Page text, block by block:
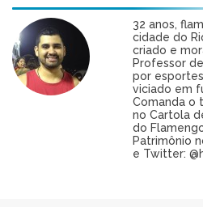
32 anos,
cidade do
criado e
Professor
por
viciado em
Comanda o
no Cartola
do
Patrimônio
e Twitter: